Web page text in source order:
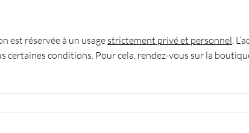
est réservée à un usage strictement privé et personnel .
certaines conditions. Pour cela, rendez-vous sur la